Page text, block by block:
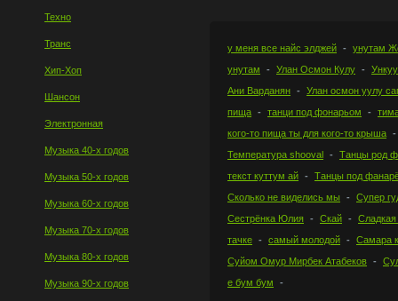
Техно
Транс
Хип-Хоп
Шансон
Электронная
Музыка 40-х годов
Музыка 50-х годов
Музыка 60-х годов
Музыка 70-х годов
Музыка 80-х годов
Музыка 90-х годов
у меня все найс элджей
унутам
унутам
Улан Осмон Кулу
Ани Варданян
Улан осмон уулу
пища
танци под фонарьом
кого-то пища ты для кого-то крыша
Температура shooval
Танцы род
текст куттум ай
Танцы под
Сколько не виделись мы
Супер
Сестрёнка Юлия
Скай
Сладкая
тачке
самый молодой
Самара
Суйом Омур Мирбек Атабеков
е бум бум